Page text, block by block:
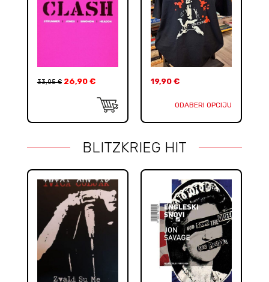
33,05€ 26,90 € 19,90 €
ODABERI OPCIJU
BLITZKRIEG HIT